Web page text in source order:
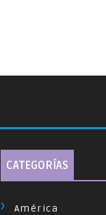
CATEGORÍAS
América